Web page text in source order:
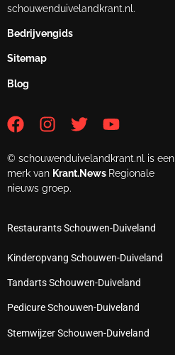
schouwenduivelandkrant.nl.
Bedrijvengids
Sitemap
Blog
© schouwenduivelandkrant.nl is een
merk van Krant.News Regionale
nieuws groep.
Restaurants Schouwen-Duiveland
Kinderopvang Schouwen-Duiveland
Tandarts Schouwen-Duiveland
Pedicure Schouwen-Duiveland
Stemwijzer Schouwen-Duiveland